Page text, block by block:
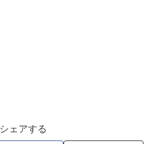
シェアする